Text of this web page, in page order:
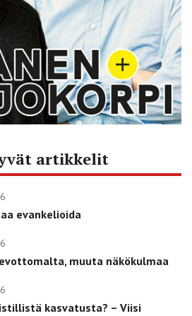
artikkelit
evankelioida
muuta näkökulmaa
kasvatusta? – Viisi